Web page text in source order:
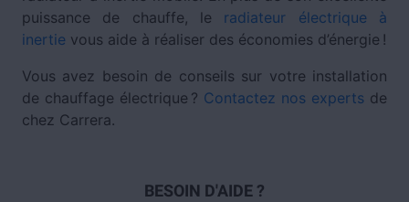
puissance de chauffe, le radiateur électrique à
inertie vous aide à réaliser des économies d’énergie !
Vous avez besoin de conseils sur votre installation
de chauffage électrique ? Contactez nos experts de
chez Carrera.
BESOIN D'AIDE ?